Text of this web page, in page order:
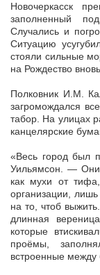
Новочеркасск
заполненный
Случались и
Ситуацию
стояли сильные
на Рождество
Полковник И.М.
загромождался
табор. На улицах
канцелярские
«Весь город был
Уильямсон. — Они
как мухи от
организации,
на то, чтоб
длинная
которые
проёмы,
встроенные